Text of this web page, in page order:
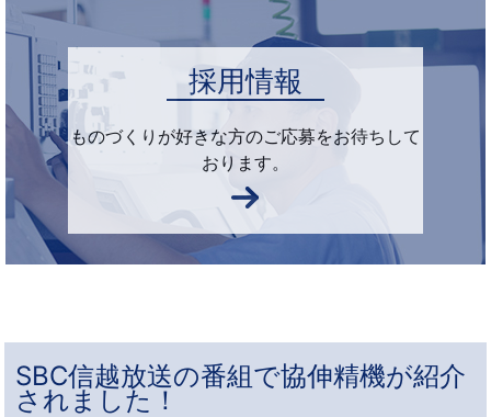
採用情報
ものづくりが好きな方のご応募をお待ちして
おります。
SBC信越放送の番組で協伸精機が紹介
されました！